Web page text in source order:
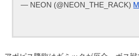
— NEON (@NEON_THE_RACK)